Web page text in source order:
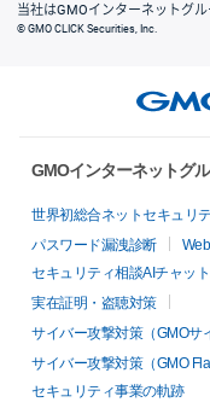
当社はGMOインターネットグル
© GMO CLICK Securities, Inc.
GMOインターネットグ
世界初総合ネットセキュリ
パスワード漏洩診断
セキュリティ相談AIチャッ
実在証明・盗聴対策
サイバー攻撃対策（GMOサ
サイバー攻撃対策（GMO
セキュリティ事業の軌跡